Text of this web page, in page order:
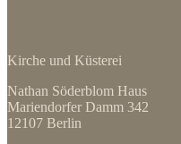
Kirche und Küsterei
Nathan Söderblom Haus
Mariendorfer Damm 342
12107 Berlin